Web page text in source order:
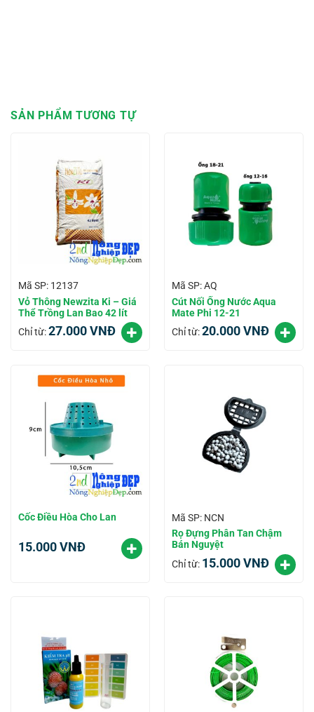
SẢN PHẨM TƯƠNG TỰ
Mã SP: 12137
Vỏ Thông Newzita Ki – Giá
Thể Trồng Lan Bao 42 lít
Chỉ từ:27.000VNĐ
Mã SP: AQ
Cút Nối Ống Nước Aqua
Mate Phi 12-21
Chỉ từ:20.000VNĐ
Cốc Điều Hòa Cho Lan
15.000VNĐ
Mã SP: NCN
Rọ Đựng Phân Tan Chậm
Bán Nguyệt
Chỉ từ: 15.000VNĐ